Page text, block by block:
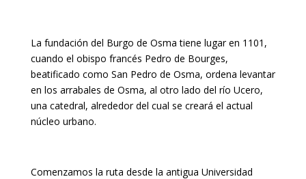
La fundación del Burgo de Osma tiene lugar en 1101,
cuando el obispo francés Pedro de Bourges,
beatificado como San Pedro de Osma, ordena levantar
en los arrabales de Osma, al otro lado del río Ucero,
una catedral, alrededor del cual se creará el actual
núcleo urbano.
Comenzamos la ruta desde la antigua Universidad